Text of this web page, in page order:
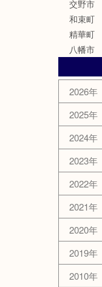
交野市
和束町
精華町
八幡市
2026年
2025年
2024年
2023年
2022年
2021年
2020年
2019年
2010年